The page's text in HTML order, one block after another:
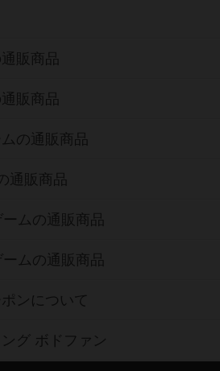
販商品
販商品
の通販商品
通販商品
ムの通販商品
ムの通販商品
ンについて
グ ボドファン